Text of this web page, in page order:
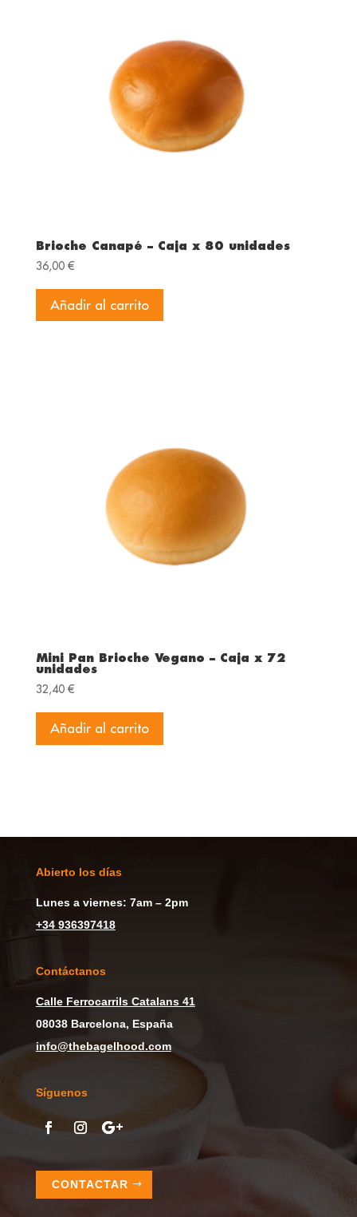
Brioche Canapé – Caja x 80 unidades
36,00 €
Añadir al carrito
Mini Pan Brioche Vegano – Caja x 72
unidades
32,40 €
Añadir al carrito
Abierto los días
Lunes a viernes: 7am – 2pm
+34 936397418
Contáctanos
CalleFerrocarrils Catalans 41
08038 Barcelona, España
info@thebagelhood.com
Síguenos
CONTACTAR